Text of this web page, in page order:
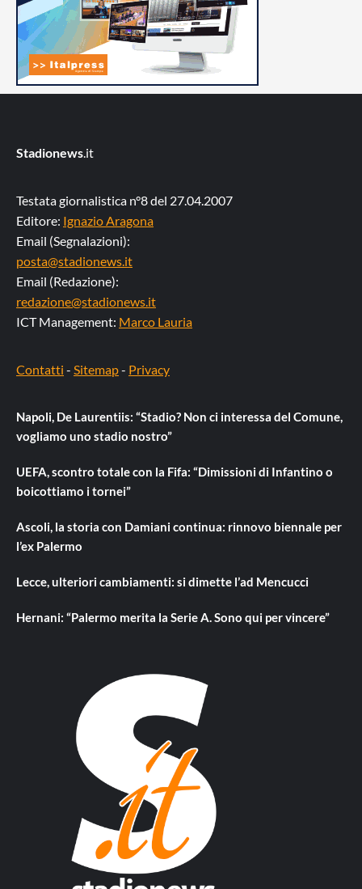
Stadionews.it
Testata giornalistica n°8 del 27.04.2007
Editore: Ignazio Aragona
Email (Segnalazioni):
posta@stadionews.it
Email (Redazione):
redazione@stadionews.it
ICT Management: Marco Lauria
Contatti - Sitemap- Privacy
Napoli, De Laurentiis: “Stadio? Non ci interessa del Comune,
vogliamo uno stadio nostro”
UEFA, scontro totale con la Fifa: “Dimissioni di Infantino o
boicottiamo i tornei”
Ascoli, la storia con Damiani continua: rinnovo biennale per
l’ex Palermo
Lecce, ulteriori cambiamenti: si dimette l’ad Mencucci
Hernani: “Palermo merita la Serie A. Sono qui per vincere”